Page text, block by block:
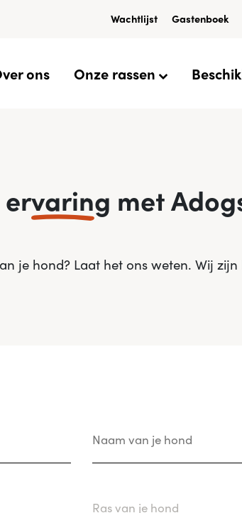
Wachtlijst Gastenboek
ons Onze rassen
varing met
je hond? Laat het ons weten. Wij